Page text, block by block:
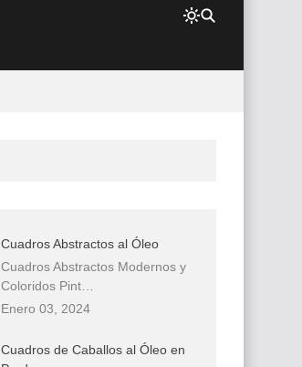
Cuadros Abstractos al Óleo
Cuadros Abstractos Modernos y
Coloridos Pint…
Enero 03, 2024
Cuadros de Caballos al Óleo en